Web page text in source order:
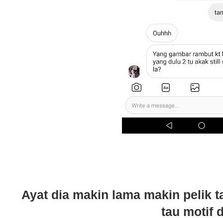
Ayat dia makin lama makin pelik
tau motif